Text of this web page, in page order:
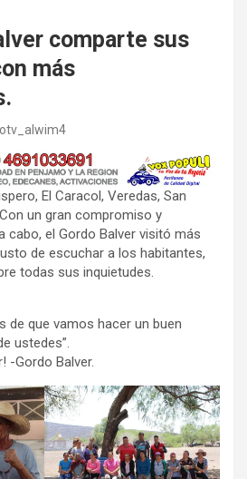
comparte sus
más
El Caracol, Veredas, San
un gran compromiso y
cabo, el Gordo Balver visitó más
de escuchar a los habitantes,
todas sus inquietudes.
de que vamos hacer un buen
ustedes”.
-Gordo Balver.